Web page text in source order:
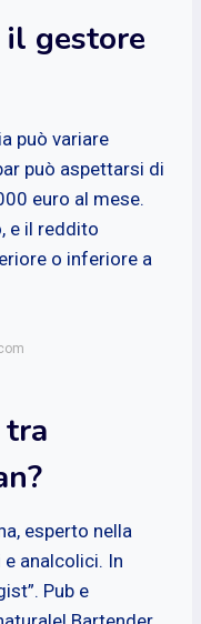
il gestore
può variare
può aspettarsi di
euro al mese.
e il reddito
o inferiore a
tra
esperto nella
analcolici. In
Pub e